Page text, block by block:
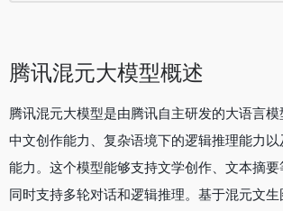
腾讯混元大模型概述
腾讯混元大模型是由腾讯自主研发的大语言
中文创作能力、复杂语境下的逻辑推理能力
能力。这个模型能够支持文学创作、文本摘要
同时支持多轮对话和逻辑推理。基于混元文